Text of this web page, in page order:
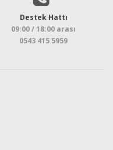
Destek Hattı
09:00 / 18:00 arası
0543 415 5959